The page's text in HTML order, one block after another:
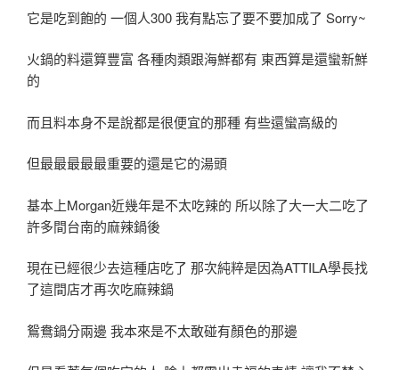
它是吃到飽的 一個人300 我有點忘了要不要加成了 Sorry~
火鍋的料還算豐富 各種肉類跟海鮮都有 東西算是還蠻新鮮
的
而且料本身不是說都是很便宜的那種 有些還蠻高級的
但最最最最最重要的還是它的湯頭
基本上Morgan近幾年是不太吃辣的 所以除了大一大二吃了
許多間台南的麻辣鍋後
現在已經很少去這種店吃了 那次純粹是因為ATTILA學長找
了這間店才再次吃麻辣鍋
鴛鴦鍋分兩邊 我本來是不太敢碰有顏色的那邊